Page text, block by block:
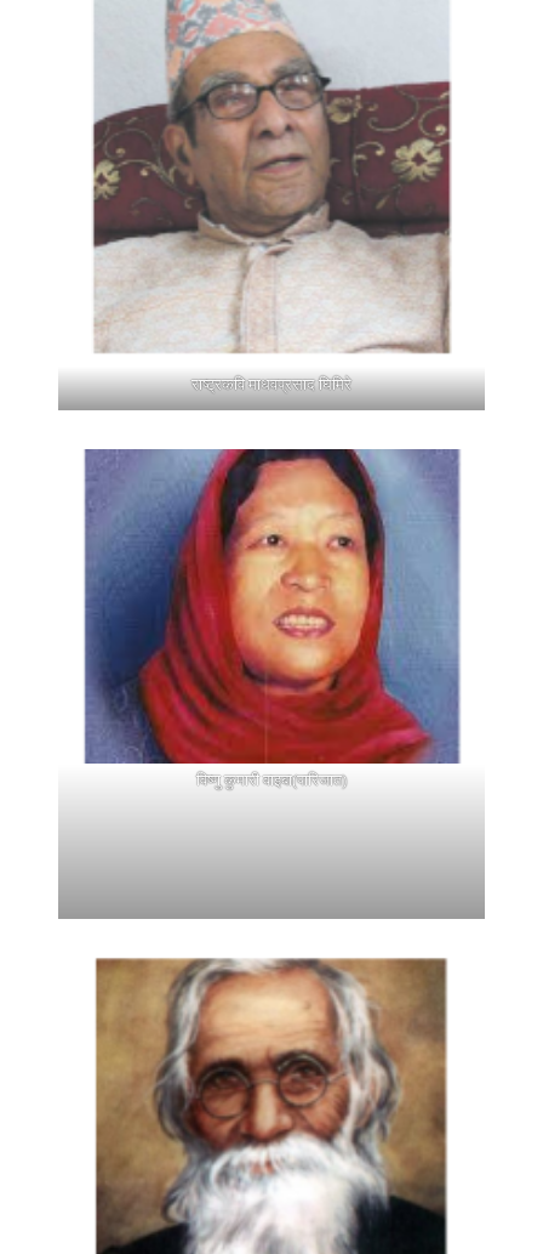
राष्ट्रकवि माधवप्रसाद घिमिरे
विष्णु कुमारी वाइबा(पारिजात)